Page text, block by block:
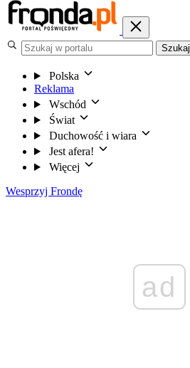
Szukaj
Polska
Reklama
Wschód
Świat
Duchowość i wiara
Jest afera!
Więcej
Wesprzyj Frondę
ad